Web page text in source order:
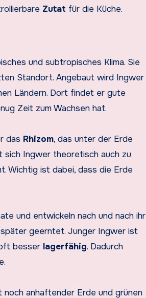
Zutat für die Küche.
und subtropisches Klima. Sie
Standort. Angebaut wird Ingwer
Ländern. Dort findet er gute
Zeit zum Wachsen hat.
das Rhizom, das unter der Erde
sich Ingwer theoretisch auch zu
Wichtig ist dabei, dass die Erde
und entwickeln nach und nach ihr
geerntet. Junger Ingwer ist
besser lagerfähig. Dadurch